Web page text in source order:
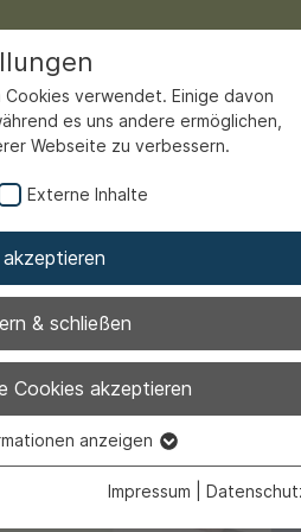
verwendet. Einige davon
es uns andere ermöglichen,
Webseite zu verbessern.
Externe Inhalte
& schließen
Cookies akzeptieren
für grundlegende Funktionen der
anzeigen
Impressum